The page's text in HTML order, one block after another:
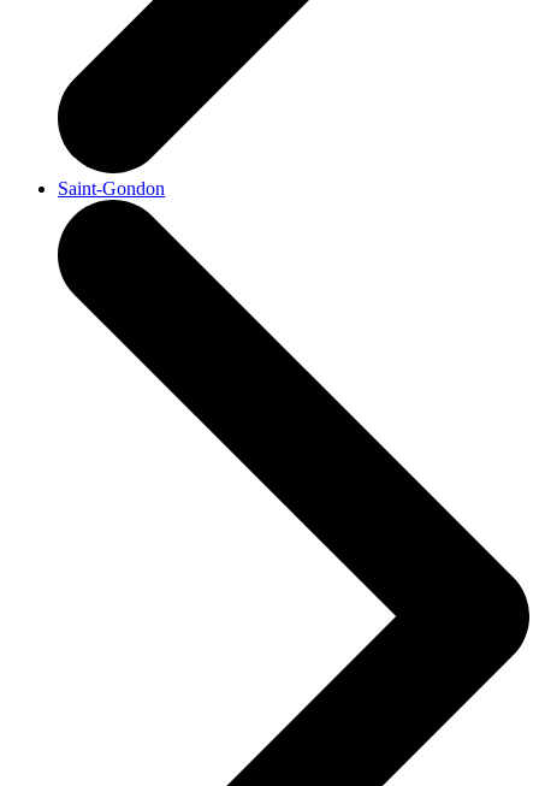
Saint-Gondon